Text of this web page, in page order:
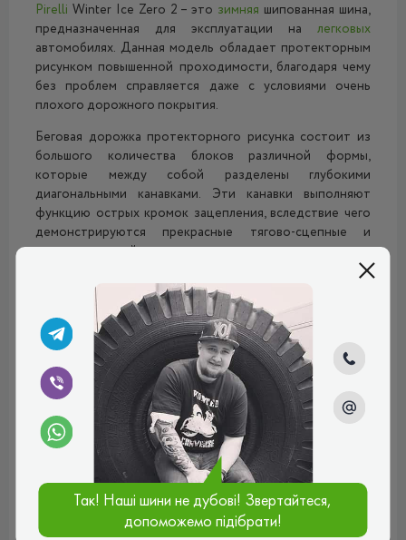
Pirelli Winter Ice Zero 2 – это зимняя шипованная шина,
предназначенная для эксплуатации на легковых
автомобилях. Данная модель обладает протекторным
рисунком повышенной проходимости, благодаря чему
без проблем справляется даже с условиями очень
плохого дорожного покрытия.
Беговая дорожка протекторного рисунка состоит из
большого количества блоков различной формы,
которые между собой разделены глубокими
диагональными канавками. Эти канавки выполняют
функцию острых кромок зацепления, вследствие чего
демонстрируются прекрасные тягово-сцепные и
тормозные свойства, как на сухом и мокром, так и на
заснеженном или оледенелом асфальте. Усиливаются
все ходовые характеристики за счёт волнистых
ламелей, которые обильной сетью покрывают все
протекторные блоки. При движении они раскрываются,
гарантируя дополнительный параметр «тяги» между
шиной и дорогой. В плечевых зонах расположены
скошенные прямоугольные блоки повышенной
жёсткости. Они, во-первых, гарантируют отличный
показатель сцепления с дорогой при маневрировании и
прохождении сложных поворотов, а, во-вторых,
выступают в качестве дополнительных боковых
грунтозацепов. Они помогают шине более эффективно
«прогрызать» себе путь сквозь рыхлый снег и не дают
автомобилю в нём загрузнуть.
Так! Наші шини не дубові! Звертайтеся,
допоможемо підібрати!